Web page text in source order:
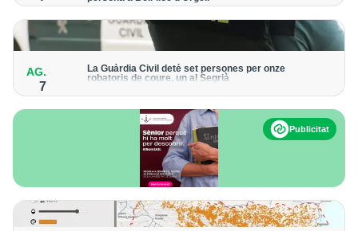
forma progressiva
AG.
7
La Guàrdia Civil deté set persones per onze
robatoris de coure, un al Segrià
Publicitat